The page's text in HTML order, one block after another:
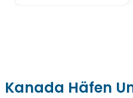
Kanada Häfen